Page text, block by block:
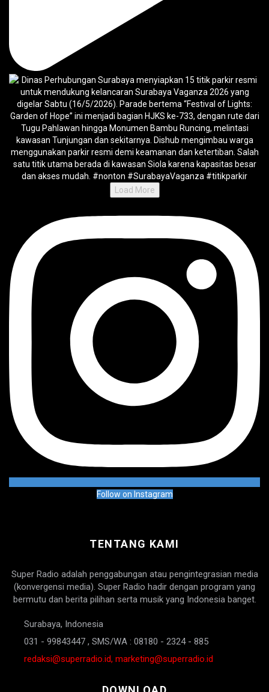
Load More
Follow on Instagram
TENTANG KAMI
Super Radio adalah penggabungan atau pengintegrasian media
(konvergensi media). Super Radio hadir dengan program yang
bermutu dan berita pilihan serta musik yang Indonesia banget.
Surabaya, Indonesia
031 - 99843447 , SMS/WA : 08180 - 2324 - 885
redaksi@superradio.id, marketing@superradio.id